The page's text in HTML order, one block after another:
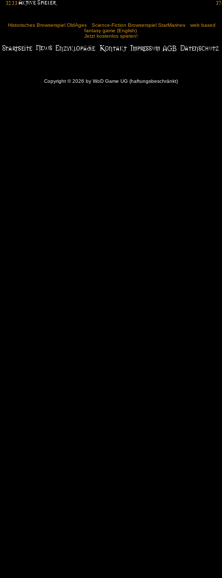
Historisches Browserspiel OldAges Science-Fiction Browserspiel StarMarines
web based
fantasy game (English)
Jetzt kostenlos spielen!
Copyright © 2026 by WoD Game UG (haftungsbeschränkt)